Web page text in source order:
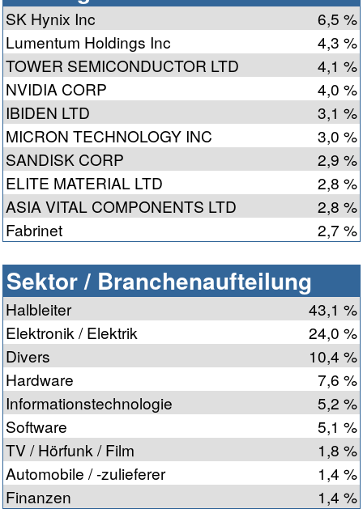
SK Hynix Inc
6,5 %
Lumentum Holdings Inc
4,3 %
TOWER SEMICONDUCTOR LTD
4,1 %
NVIDIA CORP
4,0 %
IBIDEN LTD
3,1 %
MICRON TECHNOLOGY INC
3,0 %
SANDISK CORP
2,9 %
ELITE MATERIAL LTD
2,8 %
ASIA VITAL COMPONENTS LTD
2,8 %
Fabrinet
2,7 %
Sektor / Branchenaufteilung
Halbleiter
43,1 %
Elektronik / Elektrik
24,0 %
Divers
10,4 %
Hardware
7,6 %
Informationstechnologie
5,2 %
Software
5,1 %
TV / Hörfunk / Film
1,8 %
Automobile / -zulieferer
1,4 %
Finanzen
1,4 %